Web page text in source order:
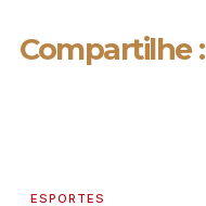
Compartilhe :
ESPORTES